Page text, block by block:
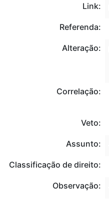
Link:
Referenda:
Alteração:
Correlação:
Veto:
Assunto:
Classificação de direito:
Observação: